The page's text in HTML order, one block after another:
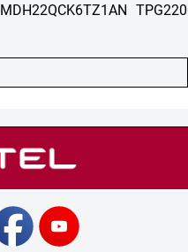
MDH22QCK6TZ1AN